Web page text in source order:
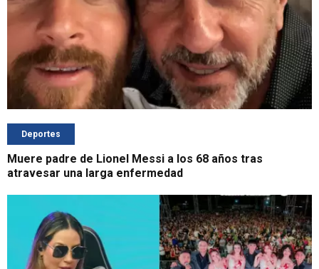
Deportes
Muere padre de Lionel Messi a los 68 años tras
atravesar una larga enfermedad